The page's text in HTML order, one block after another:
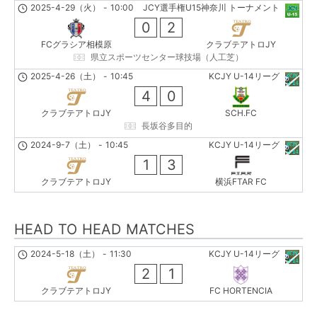
JCY選手権U15神奈川 トーナメント
2025-4-29（火） - 10:00
FCグラシア相模原
0 2
クラブテアトロJY
県立スポーツセンター球技場（人工芝）
KCJY U-14リーグ
2025-4-26（土） - 10:45
クラブテアトロJY
4 0
SCH.FC
長坂谷多目的
KCJY U-14リーグ
2024-9-7（土） - 10:45
クラブテアトロJY
1 3
横浜FTAR FC
HEAD TO HEAD MATCHES
KCJY U-14リーグ
2024-5-18（土） - 11:30
クラブテアトロJY
2 1
FC HORTENCIA